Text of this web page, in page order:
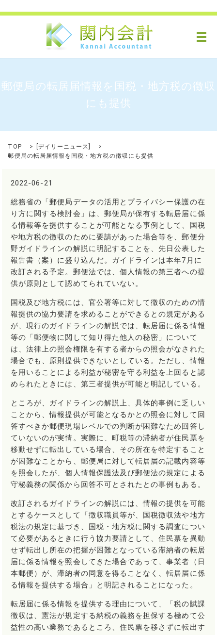
メ
郵便局の転居届情報を国税・地方税の徴収
にも提供
TOP デイリーニュース
郵便局の転居届情報を国税・地方税の徴収にも提供
2022-06-21
総務省の「郵便局データの活用とプライバシー保護の在
り方に関する検討会」は、郵便局が保有する転居届に係
る情報等を提供することが可能となる事例として、国税
や地方税の徴収のために要請があった場合等を、郵便分
野ガイドラインの解説に明記することを、先日公表した
報告書（案）に盛り込んだ。ガイドラインは本年7月に
改訂される予定。郵便法では、個人情報の第三者への提
供が原則として認めてられていない。
国税及び地方税には、官公署等に対して徴収のための情
報提供の協力要請を求めることができるとの規定がある
が、現行のガイドラインの解説では、転居届に係る情報
等の「郵便物に関して知り得た他人の秘密」について
は、法律上の照会権限を有する者からの照会がなされた
場合でも、原則提供できないとしている。ただし、情報
を用いることによる利益が秘密を守る利益を上回ると認
められたときには、第三者提供が可能と明記している。
ところが、ガイドラインの解説上、具体的事例に乏しい
ことから、情報提供が可能となるかとの照会に対して回
答すべきか郵便現場レベルでの判断が困難なため回答し
ていないのが実情。実際に、町税等の滞納者が住民票を
移動せずに転出している場合、その所在を特定すること
が困難なことから、郵便局に対して転居届の記載内容等
を照会したが、個人情報保護法及び郵便法の規定による
守秘義務の関係から回答不可とされたとの事例もある。
改訂されるガイドラインの解説には、情報の提供を可能
とするケースとして「徴収職員等が、国税徴収法や地方
税法の規定に基づき、国税・地方税に関する調査につい
て必要があるときに行う協力要請として、住民票を異動
せず転出し所在の把握が困難となっている滞納者の転居
届に係る情報を照会してきた場合であって、事業者（日
本郵便）が、滞納者の同意を得ることなく、転居届に係
る情報を提供する場合」と明記されることになった。
転居届に係る情報を提供する理由について、「税の賦課
徴収は、憲法が規定する納税の義務を担保する極めて公
益性の高い業務であるところ、住民票を移さずに転出す